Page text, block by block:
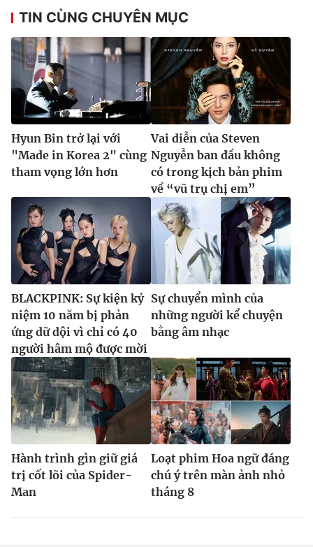
TIN CÙNG CHUYÊN MỤC
Hyun Bin trở lại với
"Made in Korea 2" cùng
tham vọng lớn hơn
Vai diễn của Steven
Nguyễn ban đầu không
có trong kịch bản phim
về “vũ trụ chị em”
BLACKPINK: Sự kiện kỷ
niệm 10 năm bị phản
ứng dữ dội vì chỉ có 40
người hâm mộ được mời
Sự chuyển mình của
những người kể chuyện
bằng âm nhạc
Hành trình gìn giữ giá
trị cốt lõi của Spider-
Man
Loạt phim Hoa ngữ đáng
chú ý trên màn ảnh nhỏ
tháng 8